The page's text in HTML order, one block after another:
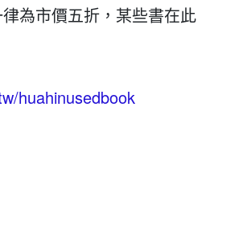
為市價五折，某些書在此
huahinusedbook